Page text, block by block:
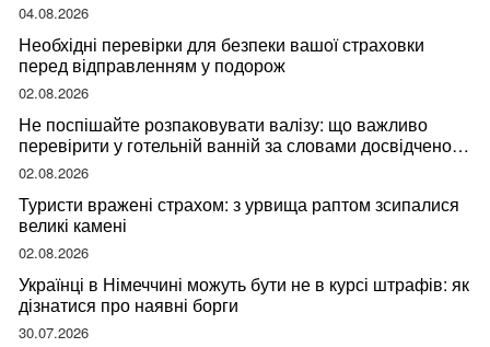
04.08.2026
Необхідні перевірки для безпеки вашої страховки
перед відправленням у подорож
02.08.2026
Не поспішайте розпаковувати валізу: що важливо
перевірити у готельній ванній за словами досвідченої
мандрівниці
02.08.2026
Туристи вражені страхом: з урвища раптом зсипалися
великі камені
02.08.2026
Українці в Німеччині можуть бути не в курсі штрафів: як
дізнатися про наявні борги
30.07.2026